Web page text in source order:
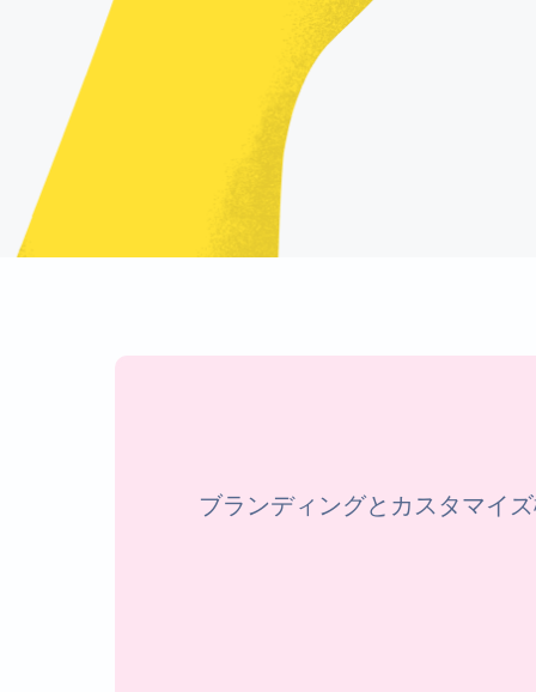
ブランディングとカスタマイ